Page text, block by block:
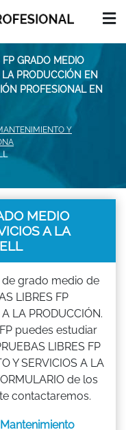
GRADO MEDIO
PRODUCCIÓN EN
PROFESIONAL EN
Y
MEDIO
A LA
grado medio de
LIBRES FP
LA PRODUCCIÓN.
puedes estudiar
LIBRES FP
Y SERVICIOS A LA
de los
contactaremos.